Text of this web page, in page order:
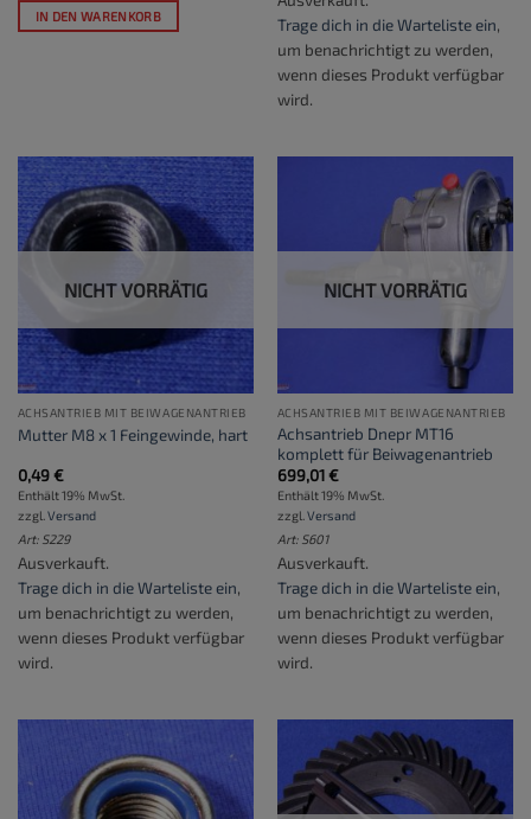
IN DEN WARENKORB
Trage dich in die Warteliste ein,
um benachrichtigt zu werden,
wenn dieses Produkt verfügbar
wird.
NICHT VORRÄTIG
ACHSANTRIEB MIT BEIWAGENANTRIEB
Mutter M8 x 1 Feingewinde, hart
0,49€
Enthält 19% MwSt.
zzgl. Versand
Art: S229
Ausverkauft.
Trage dich in die Warteliste ein,
um benachrichtigt zu werden,
wenn dieses Produkt verfügbar
wird.
NICHT VORRÄTIG
ACHSANTRIEB MIT BEIWAGENANTRIEB
Achsantrieb Dnepr MT16
komplett für Beiwagenantrieb
699,01€
Enthält 19% MwSt.
zzgl. Versand
Art: S601
Ausverkauft.
Trage dich in die Warteliste ein,
um benachrichtigt zu werden,
wenn dieses Produkt verfügbar
wird.